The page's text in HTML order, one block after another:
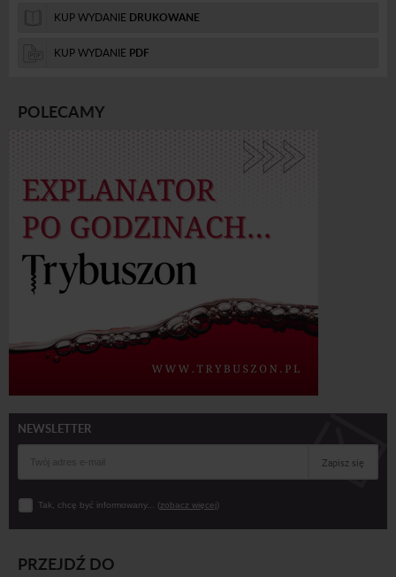
KUP WYDANIE DRUKOWANE
KUP WYDANIE PDF
POLECAMY
NEWSLETTER
Zapisz się
Tak, chcę być informowany... (zobacz więcej)
PRZEJDŹ DO